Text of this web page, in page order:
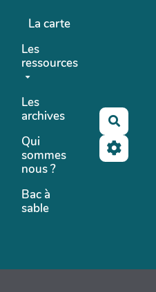
La carte
Les
ressources
Les
archives
Qui
sommes
nous ?
Bac à
sable